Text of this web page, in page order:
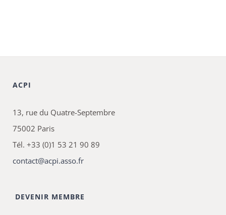
ACPI
13, rue du Quatre-Septembre
75002 Paris
Tél. +33 (0)1 53 21 90 89
contact@acpi.asso.fr
DEVENIR MEMBRE